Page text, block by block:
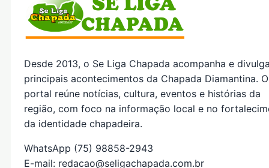
Desde 2013, o Se Liga Chapada acompanha e
principais acontecimentos da Chapada Diamantina. O
portal reúne notícias, cultura, eventos e histórias da
região, com foco na informação local e no
da identidade chapadeira.
WhatsApp (75) 98858-2943
E-mail: redacao@seligachapada.com.br